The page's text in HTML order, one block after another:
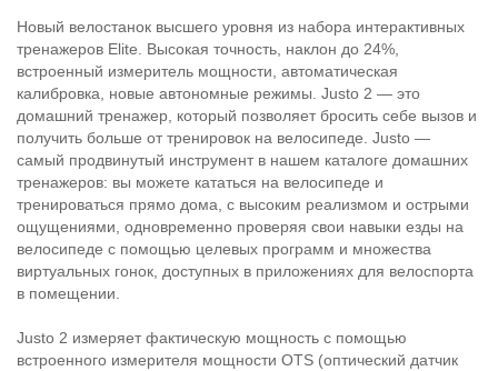
Новый велостанок высшего уровня из набора интерактивных
тренажеров Elite. Высокая точность, наклон до 24%,
встроенный измеритель мощности, автоматическая
калибровка, новые автономные режимы. Justo 2 — это
домашний тренажер, который позволяет бросить себе вызов и
получить больше от тренировок на велосипеде. Justo —
самый продвинутый инструмент в нашем каталоге домашних
тренажеров: вы можете кататься на велосипеде и
тренироваться прямо дома, с высоким реализмом и острыми
ощущениями, одновременно проверяя свои навыки езды на
велосипеде с помощью целевых программ и множества
виртуальных гонок, доступных в приложениях для велоспорта
в помещении.
Justo 2 измеряет фактическую мощность с помощью
встроенного измерителя мощности OTS (оптический датчик